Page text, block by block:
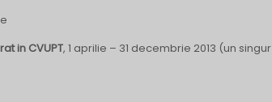
in CVUPT, 1 aprilie – 31 decembrie 2013 (un singur